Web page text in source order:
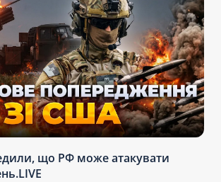
що РФ може атакувати